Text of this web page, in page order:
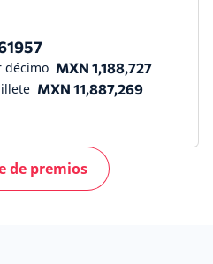
décimo MXN 1,188,727
MXN 11,887,269
de premios